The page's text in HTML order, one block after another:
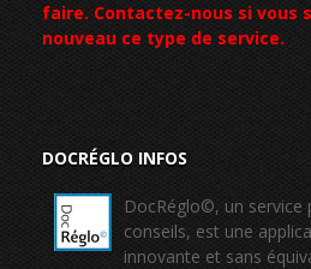
faire. Contactez-nous si vous
nouveau ce type de service.
DOCRÉGLO INFOS
DocRéglo©, un service
conseils, est une
innovante et sans